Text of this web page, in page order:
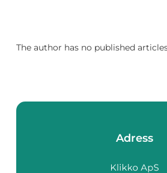
The author has no published
Adress